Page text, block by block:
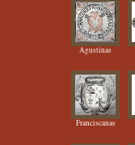
Agustinas
Franciscanas